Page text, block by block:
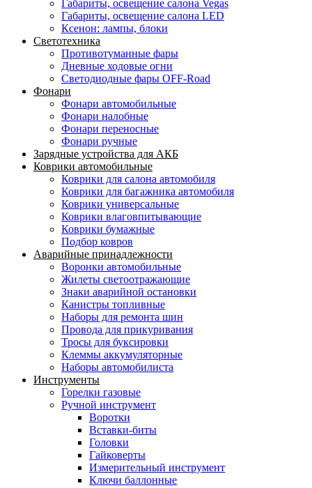
Габариты, освещение салона Vegas
Габариты, освещение салона LED
Ксенон: лампы, блоки
Светотехника
Противотуманные фары
Дневные ходовые огни
Светодиодные фары OFF-Road
Фонари
Фонари автомобильные
Фонари налобные
Фонари переносные
Фонари ручные
Зарядные устройства для АКБ
Коврики автомобильные
Коврики для салона автомобиля
Коврики для багажника автомобиля
Коврики универсальные
Коврики влаговпитывающие
Коврики бумажные
Подбор ковров
Аварийные принадлежности
Воронки автомобильные
Жилеты светоотражающие
Знаки аварийной остановки
Канистры топливные
Наборы для ремонта шин
Провода для прикуривания
Тросы для буксировки
Клеммы аккумуляторные
Наборы автомобилиста
Инструменты
Горелки газовые
Ручной инструмент
Воротки
Вставки-биты
Головки
Гайковерты
Измерительный инструмент
Ключи баллонные